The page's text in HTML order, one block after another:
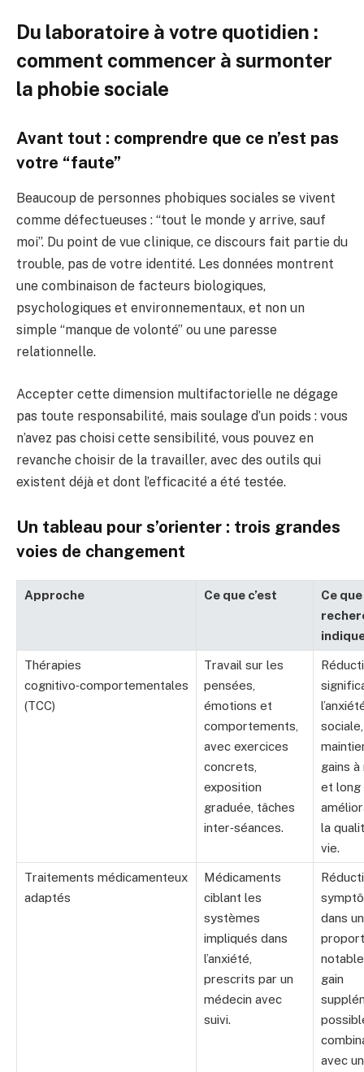
Du laboratoire à votre quotidien :
comment commencer à surmonter
la phobie sociale
Avant tout : comprendre que ce n’est pas
votre “faute”
Beaucoup de personnes phobiques sociales se vivent
comme défectueuses : “tout le monde y arrive, sauf
moi”. Du point de vue clinique, ce discours fait partie du
trouble, pas de votre identité. Les données montrent
une combinaison de facteurs biologiques,
psychologiques et environnementaux, et non un
simple “manque de volonté” ou une paresse
relationnelle.
Accepter cette dimension multifactorielle ne dégage
pas toute responsabilité, mais soulage d’un poids : vous
n’avez pas choisi cette sensibilité, vous pouvez en
revanche choisir de la travailler, avec des outils qui
existent déjà et dont l’efficacité a été testée.
Un tableau pour s’orienter : trois grandes
voies de changement
Approche Ce que c’est
Ce
Thérapies
cognitivo‑comportementales
(TCC)
Travail sur les
pensées,
émotions et
comportements,
avec exercices
concrets,
exposition
graduée, tâches
inter‑séances.
sociale,
gains
et long
la
vie.
Traitements médicamenteux
adaptés
Médicaments
ciblant les
systèmes
impliqués dans
l’anxiété,
prescrits par un
médecin avec
suivi.
dans
gain
avec